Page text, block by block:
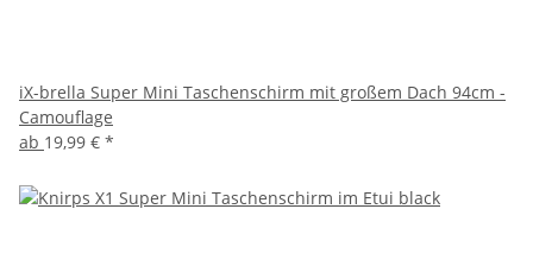
iX-brella Super Mini Taschenschirm mit großem Dach 94cm -
Camouflage
ab 19,99 € *